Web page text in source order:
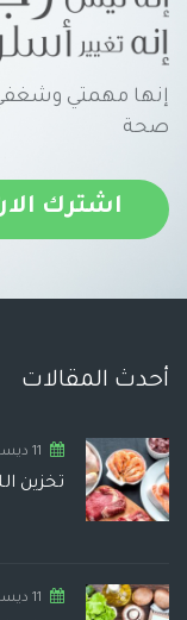
إنها مهمتي
صحة
اشترك
أحدث المقالات
11 ديسمبر,2019
تخزين
11 ديسمبر,2019